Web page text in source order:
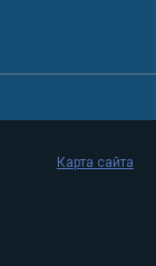
Карта сайта